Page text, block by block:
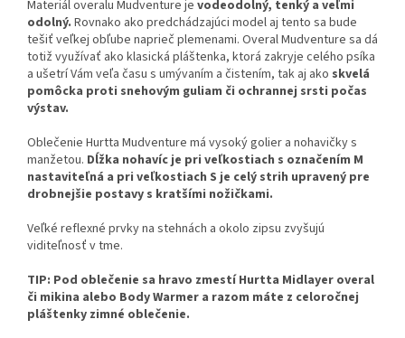
Materiál overalu Mudventure je vodeodolný, tenký a veľmi
odolný. Rovnako ako predchádzajúci model aj tento sa bude
tešiť veľkej obľube naprieč plemenami. Overal Mudventure sa dá
totiž využívať ako klasická pláštenka, ktorá zakryje celého psíka
a ušetrí Vám veľa času s umývaním a čistením, tak aj ako skvelá
pomôcka proti snehovým guliam či ochrannej srsti počas
výstav.
Oblečenie Hurtta Mudventure má vysoký golier a nohavičky s
manžetou. Dĺžka nohavíc je pri veľkostiach s označením M
nastaviteľná a pri veľkostiach S je celý strih upravený pre
drobnejšie postavy s kratšími nožičkami.
Veľké reflexné prvky na stehnách a okolo zipsu zvyšujú
viditeľnosť v tme.
TIP: Pod oblečenie sa hravo zmestí Hurtta Midlayer overal
či mikina alebo Body Warmer a razom máte z celoročnej
pláštenky zimné oblečenie.